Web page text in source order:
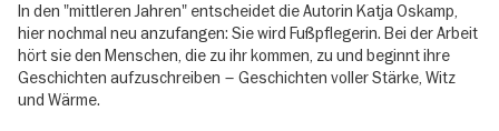
In den "mittleren Jahren" entscheidet die Autorin Katja Oskamp,
hier nochmal neu anzufangen: Sie wird Fußpflegerin. Bei der Arbeit
hört sie den Menschen, die zu ihr kommen, zu und beginnt ihre
Geschichten aufzuschreiben – Geschichten voller Stärke, Witz
und Wärme.